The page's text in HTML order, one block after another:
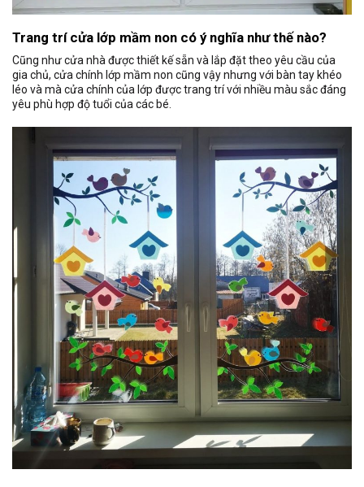
Trang trí cửa lớp mầm non có ý nghĩa như thế nào?
Cũng như cửa nhà được thiết kế sẵn và lắp đặt theo yêu cầu của
gia chủ, cửa chính lớp mầm non cũng vậy nhưng với bàn tay khéo
léo và mà cửa chính của lớp được trang trí với nhiều màu sắc đáng
yêu phù hợp độ tuổi của các bé.